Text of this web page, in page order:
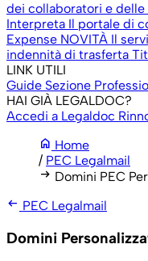
dei collaboratori e
Interpreta Il portale di
Expense NOVITÀ Il
indennità di trasferta
LINK UTILI
Guide Sezione
HAI GIÀ LEGALDOC?
Accedi a Legaldoc
home Home
/ PEC Legalmail
arrow_right_alt Domini PEC
arrow_left_alt PEC Legalmail
Domini